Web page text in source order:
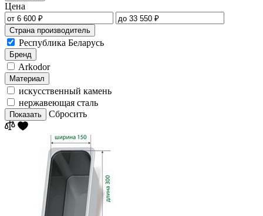
Цена
Страна производитель
Республика Беларусь
Бренд
Arkodor
Материал
искусственный камень
нержавеющая сталь
Показать Сбросить